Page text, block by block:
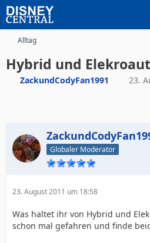
Alltag
Hybrid und
ZackundCodyFan1991 23.
Globaler Moderator
23. August 2011 um 18:58
Was haltet ihr von Hybrid und
schon mal gefahren und finde